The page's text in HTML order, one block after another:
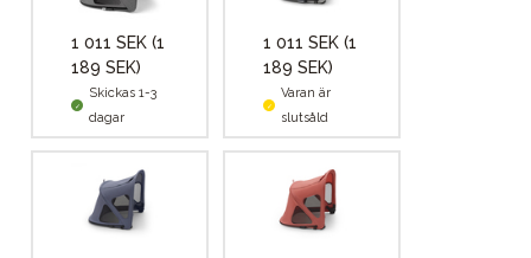
1 011 SEK (1
189 SEK)
Skickas 1-3
dagar
1 011 SEK (1
189 SEK)
Varan är
slutsåld